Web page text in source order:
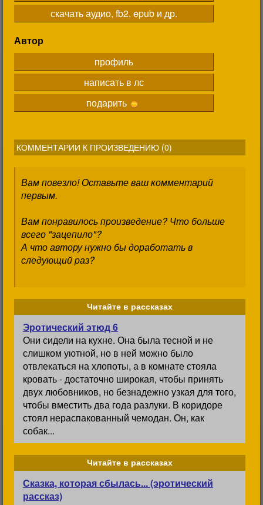
скачать аудио, fb2, epub и др.
Автор
профиль
написать в лс
подарить
КОММЕНТАРИИ К ПРОИЗВЕДЕНИЮ (0)
Вам повезло! Оставьте ваш комментарий
первым.
Вам понравилось произведение? Что больше
всего "зацепило"?
А что автору нужно бы доработать в
следующий раз?
Читайте в рассказах
Эротический этюд 6
Они сидели на кухне. Она была тесной и не
слишком уютной, но в ней можно было
отвлекаться на хлопоты, а в комнате стояла
кровать - достаточно широкая, чтобы принять
двух любовников, но безнадежно узкая для того,
чтобы вместить два года разлуки. В коридоре
стоял нераспакованный чемодан. Он, как
собак...
Читайте в рассказах
Сказка, которая сбылась... (эротический
рассказ)